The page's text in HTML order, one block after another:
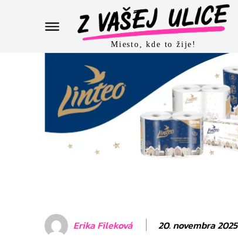
Miesto, kde to žije!
Erika Fileková 20. novembra 2025